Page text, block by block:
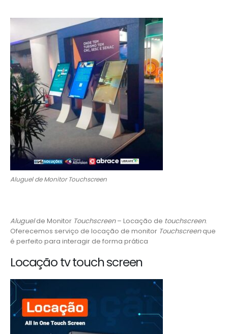
Aluguel de Monitor Touchscreen
Aluguelde Monitor Touchscreen– Locação de touchscreen.
Oferecemos serviço de locação de monitor Touchscreenque
é perfeito para interagir de forma prática
Locação tv touch screen